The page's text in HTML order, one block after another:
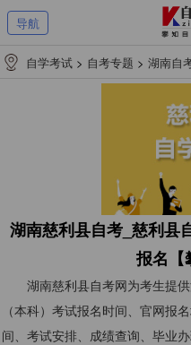
导航
自学考试 > 自考专题 > 湖南自
湖南慈利县自考_慈利县
报名【
湖南慈利县自考网为考生提
（本科）考试报名时间、官网报
间、考试安排、成绩查询、毕业办